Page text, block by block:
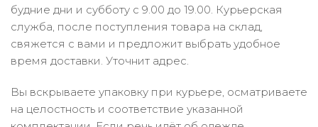
будние дни и субботу с 9.00 до 19.00. Курьерская
служба, после поступления товара на склад,
свяжется с вами и предложит выбрать удобное
время доставки. Уточнит адрес.
Вы вскрываете упаковку при курьере, осматриваете
на целостность и соответствие указанной